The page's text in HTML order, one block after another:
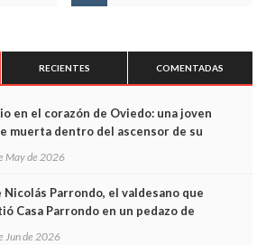
RECIENTES COMENTADAS
en el corazón de Oviedo: una joven
muerta dentro del ascensor de su
y las cámaras captan sus últimos minutos
May de 2026
Nicolás Parrondo, el valdesano que
Casa Parrondo en un pedazo de
en Madrid
Jun de 2026